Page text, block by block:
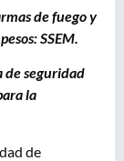
de fuego y
SSEM.
de seguridad
la
de